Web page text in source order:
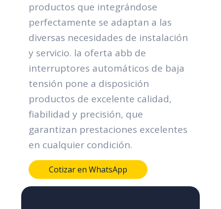
productos que integrándose
perfectamente se adaptan a las
diversas necesidades de instalación
y servicio. la oferta abb de
interruptores automáticos de baja
tensión pone a disposición
productos de excelente calidad,
fiabilidad y precisión, que
garantizan prestaciones excelentes
en cualquier condición.
Cotizar en WhatsApp